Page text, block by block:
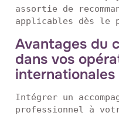
assortie de
applicables dès le
Avantages du
dans vos
internationales
Intégrer un
professionnel à